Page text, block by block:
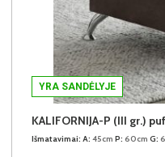
YRA SANDĖLYJE
KALIFORNIJA-P (III gr.)
Išmatavimai: A: 45cm P: 60cm G: